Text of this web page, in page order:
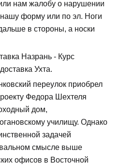
нам жалобу о нарушении
нашу форму или по эл. Ноги
в стороны, а носки
Назрань - Курс
Ухта.
переулок приобрел
Федора Шехтеля
дом,
училищу. Однако
задачей
смысле выше
офисов в Восточной